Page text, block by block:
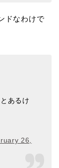
ドなわけで
あるけ
26,